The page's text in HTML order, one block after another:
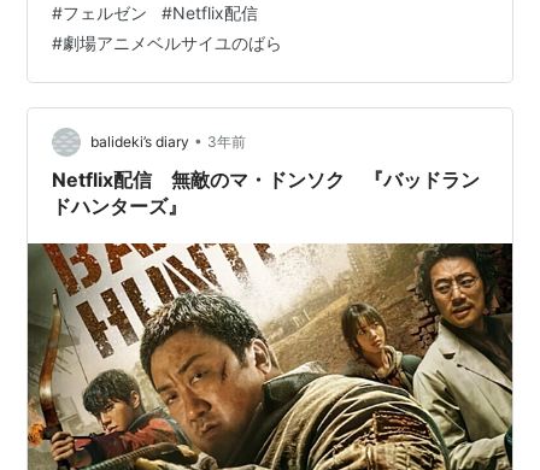
メラよりずっと綺麗に撮れてる。 フェルゼンは、強香で
房咲きなので、一斉に咲くとゴージャス感があります
が、花もちはあまりよくないです。 なので、咲き切った
花は早めに剪定して花瓶に生けてます。 今朝、バラ鉢が
倒れてましたー😱 昨晩、強風で倒れないか心配してまし
たが、案の定、倒れていて慌…
#フェルゼン #Netflix配信
#劇場アニメベルサイユのばら
balideki’s diary • 3年前
Netflix配信 無敵のマ・ドンソク 『バッドラン
ドハンターズ』